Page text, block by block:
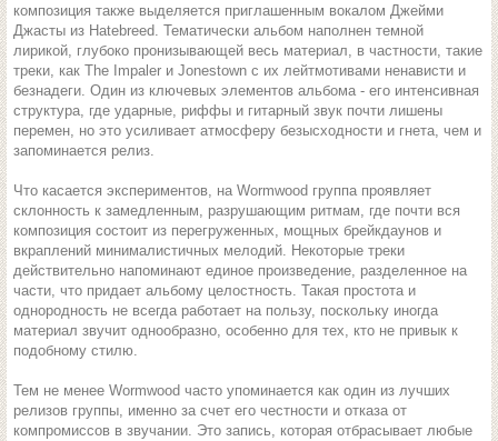
композиция также выделяется приглашенным вокалом Джейми
Джасты из Hatebreed. Тематически альбом наполнен темной
лирикой, глубоко пронизывающей весь материал, в частности, такие
треки, как The Impaler и Jonestown с их лейтмотивами ненависти и
безнадеги. Один из ключевых элементов альбома - его интенсивная
структура, где ударные, риффы и гитарный звук почти лишены
перемен, но это усиливает атмосферу безысходности и гнета, чем и
запоминается релиз.
Что касается экспериментов, на Wormwood группа проявляет
склонность к замедленным, разрушающим ритмам, где почти вся
композиция состоит из перегруженных, мощных брейкдаунов и
вкраплений минималистичных мелодий. Некоторые треки
действительно напоминают единое произведение, разделенное на
части, что придает альбому целостность. Такая простота и
однородность не всегда работает на пользу, поскольку иногда
материал звучит однообразно, особенно для тех, кто не привык к
подобному стилю.
Тем не менее Wormwood часто упоминается как один из лучших
релизов группы, именно за счет его честности и отказа от
компромиссов в звучании. Это запись, которая отбрасывает любые